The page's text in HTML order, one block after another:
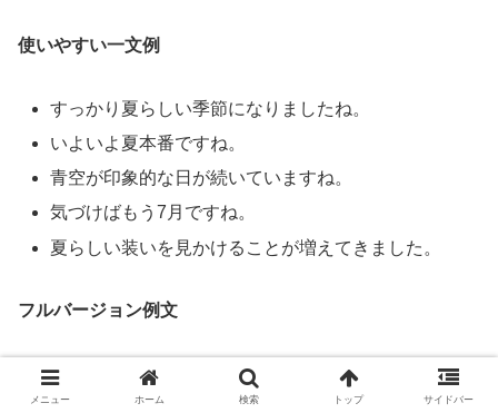
使いやすい一文例
すっかり夏らしい季節になりましたね。
いよいよ夏本番ですね。
青空が印象的な日が続いていますね。
気づけばもう7月ですね。
夏らしい装いを見かけることが増えてきました。
フルバージョン例文
件名：進捗確認のお願い
メニュー ホーム 検索 トップ サイドバー